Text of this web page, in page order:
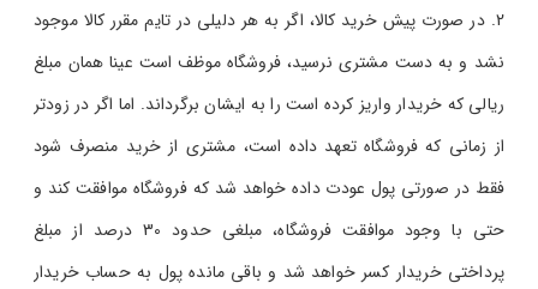
در صورت پیش خرید کالا، اگر به هر دلیلی در تایم مقرر کالا موجود
نشد و به دست مشتری نرسید، فروشگاه موظف است عینا همان مبلغ
ریالی که خریدار واریز کرده است را به ایشان برگرداند. اما اگر در زودتر
از زمانی که فروشگاه تعهد داده است، مشتری از خرید منصرف شود
فقط در صورتی پول عودت داده خواهد شد که فروشگاه موافقت کند و
حتی با وجود موافقت فروشگاه، مبلغی حدود 30 درصد از مبلغ
پرداختی خریدار کسر خواهد شد و باقی مانده پول به حساب خریدار